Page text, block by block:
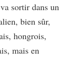
sortir dans un
bien sûr,
hongrois,
mais en